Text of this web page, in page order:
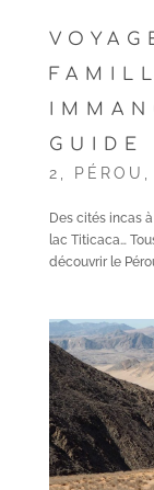
GUIDE
2 PÉROU
Des cités incas
lac Titicaca…
découvrir le